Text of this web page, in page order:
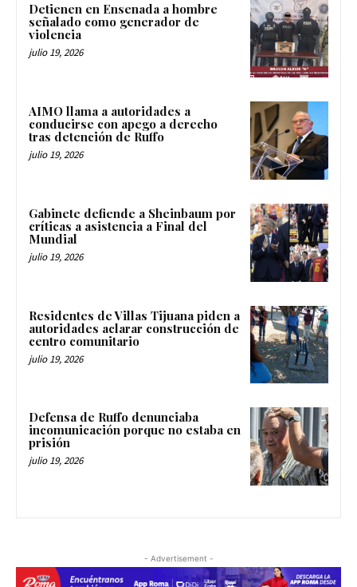
Detienen en Ensenada a hombre
señalado como generador de
violencia
julio 19, 2026
AIMO llama a autoridades a
conducirse con apego a derecho
tras detención de Ruffo
julio 19, 2026
Gabinete defiende a Sheinbaum por
críticas a asistencia a Final del
Mundial
julio 19, 2026
Residentes de Villas Tijuana piden a
autoridades aclarar construcción de
centro comunitario
julio 19, 2026
Defensa de Ruffo denunciaba
incomunicación porque no estaba en
prisión
julio 19, 2026
- Advertisement -